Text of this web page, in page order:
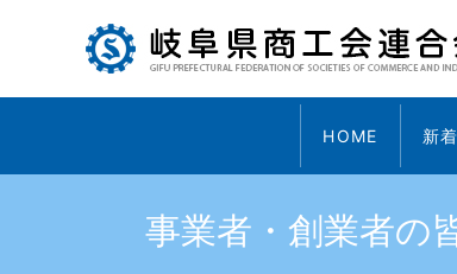
HOME 新
事業者・創業者の